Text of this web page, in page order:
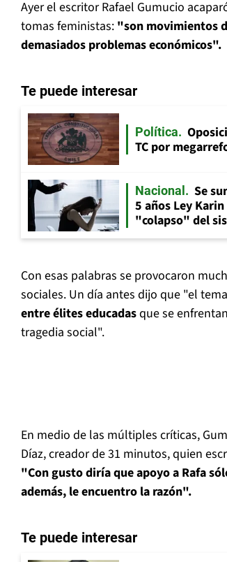
Ayer el escritor Rafael Gumucio
tomas feministas: "son movimientos
demasiados problemas económicos".
Te puede interesar
Política
TC por
Nacional
Se
5 años Ley
"colapso" del
Con esas palabras se provocaron
sociales. Un día antes dijo que "el
entre élites educadasque se
tragedia social".
En medio de las múltiples críticas,
Díaz, creador de 31 minutos, quien
"Con gusto diría que apoyo a Rafa
además, le encuentro la razón".
Te puede interesar